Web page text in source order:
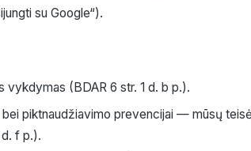
su Google“).
(BDAR 6 str. 1 d. b p.).
piktnaudžiavimo prevencijai — mūsų
f p.).